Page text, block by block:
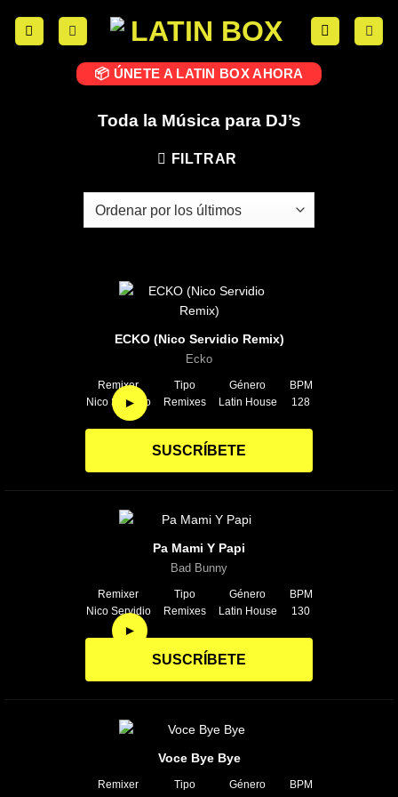
📦 ÚNETE A LATIN BOX AHORA
Toda la Música para DJ’s
FILTRAR
►
ECKO (Nico Servidio Remix)
Ecko
Remixer
Nico Servidio
Tipo
Remixes
Género
Latin House
BPM
128
SUSCRÍBETE
►
Pa Mami Y Papi
Bad Bunny
Remixer
Nico Servidio
Tipo
Remixes
Género
Latin House
BPM
130
SUSCRÍBETE
Voce Bye Bye
Remixer
Tipo
Género
BPM